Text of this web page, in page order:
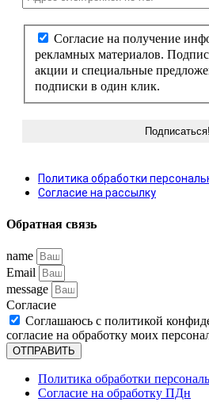
Согласие на получение
рекламных материалов.
акции и специальные
подписки в один клик.
Политика обработки
Согласие на рассылку
Обратная связь
name
Email
message
Согласие
Соглашаюсь с политикой
согласие на обработку моих
ОТПРАВИТЬ
Политика обработки
Согласие на обработку ПДн